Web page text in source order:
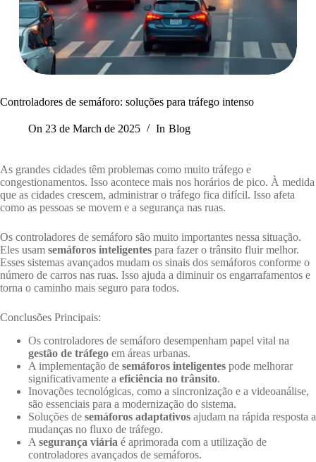
Controladores de semáforo: soluções para tráfego intenso
On 23 de March de 2025 In Blog
As grandes cidades têm problemas como muito tráfego e
congestionamentos. Isso acontece mais nos horários de pico. À medida
que as cidades crescem, administrar o tráfego fica difícil. Isso afeta
como as pessoas se movem e a segurança nas ruas.
Os controladores de semáforo são muito importantes nessa situação.
Eles usam semáforos inteligentes para fazer o trânsito fluir melhor.
Esses sistemas avançados mudam os sinais dos semáforos conforme o
número de carros nas ruas. Isso ajuda a diminuir os engarrafamentos e
torna o caminho mais seguro para todos.
Conclusões Principais:
Os controladores de semáforo desempenham papel vital na
gestão de tráfego em áreas urbanas.
A implementação de semáforos inteligentes pode melhorar
significativamente a eficiência no trânsito.
Inovações tecnológicas, como a sincronização e a videoanálise,
são essenciais para a modernização do sistema.
Soluções de semáforos adaptativos ajudam na rápida resposta a
mudanças no fluxo de tráfego.
A segurança viária é aprimorada com a utilização de
controladores avançados de semáforos.